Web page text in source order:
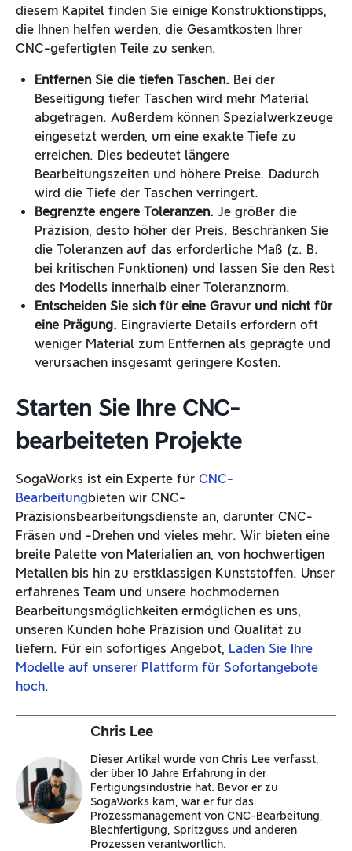
diesem Kapitel finden Sie einige Konstruktionstipps,
die Ihnen helfen werden, die Gesamtkosten Ihrer
CNC-gefertigten Teile zu senken.
Entfernen Sie die tiefen Taschen. Bei der
Beseitigung tiefer Taschen wird mehr Material
abgetragen. Außerdem können Spezialwerkzeuge
eingesetzt werden, um eine exakte Tiefe zu
erreichen. Dies bedeutet längere
Bearbeitungszeiten und höhere Preise. Dadurch
wird die Tiefe der Taschen verringert.
Begrenzte engere Toleranzen. Je größer die
Präzision, desto höher der Preis. Beschränken Sie
die Toleranzen auf das erforderliche Maß (z. B.
bei kritischen Funktionen) und lassen Sie den Rest
des Modells innerhalb einer Toleranznorm.
Entscheiden Sie sich für eine Gravur und nicht für
eine Prägung. Eingravierte Details erfordern oft
weniger Material zum Entfernen als geprägte und
verursachen insgesamt geringere Kosten.
Starten Sie Ihre CNC-
bearbeiteten Projekte
SogaWorks ist ein Experte für CNC-
Bearbeitungbieten wir CNC-
Präzisionsbearbeitungsdienste an, darunter CNC-
Fräsen und -Drehen und vieles mehr. Wir bieten eine
breite Palette von Materialien an, von hochwertigen
Metallen bis hin zu erstklassigen Kunststoffen. Unser
erfahrenes Team und unsere hochmodernen
Bearbeitungsmöglichkeiten ermöglichen es uns,
unseren Kunden hohe Präzision und Qualität zu
liefern. Für ein sofortiges Angebot, Laden Sie Ihre
Modelle auf unserer Plattform für Sofortangebote
hoch.
Chris Lee
Dieser Artikel wurde von Chris Lee verfasst,
der über 10 Jahre Erfahrung in der
Fertigungsindustrie hat. Bevor er zu
SogaWorks kam, war er für das
Prozessmanagement von CNC-Bearbeitung,
Blechfertigung, Spritzguss und anderen
Prozessen verantwortlich.